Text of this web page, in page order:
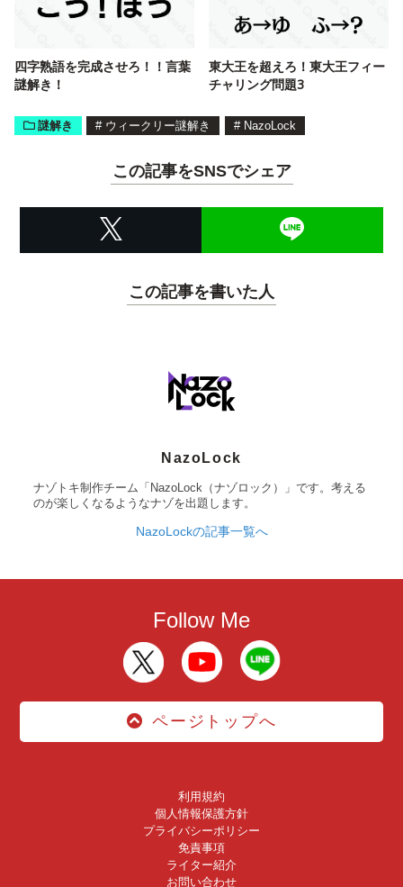
四字熟語を完成させろ！！言葉
謎解き！
東大王を超えろ！東大王フィー
チャリング問題3
謎解き # ウィークリー謎解き # NazoLock
この記事をSNSでシェア
この記事を書いた人
NazoLock
ナゾトキ制作チーム「NazoLock（ナゾロック）」です。考える
のが楽しくなるようなナゾを出題します。
NazoLockの記事一覧へ
Follow Me
ページトップへ
利用規約
個人情報保護方針
プライバシーポリシー
免責事項
ライター紹介
お問い合わせ